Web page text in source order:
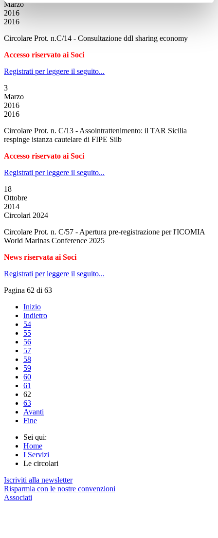
Marzo
2016
2016
Circolare Prot. n.C/14 - Consultazione ddl sharing economy
Accesso riservato ai Soci
Registrati per leggere il seguito...
3
Marzo
2016
2016
Circolare Prot. n. C/13 - Assointrattenimento: il TAR Sicilia
respinge istanza cautelare di FIPE Silb
Accesso riservato ai Soci
Registrati per leggere il seguito...
18
Ottobre
2014
Circolari 2024
Circolare Prot. n. C/57 - Apertura pre-registrazione per l'ICOMIA
World Marinas Conference 2025
News riservata ai Soci
Registrati per leggere il seguito...
Pagina 62 di 63
Inizio
Indietro
54
55
56
57
58
59
60
61
62
63
Avanti
Fine
Sei qui:
Home
I Servizi
Le circolari
Iscriviti alla newsletter
Risparmia con le nostre convenzioni
Associati